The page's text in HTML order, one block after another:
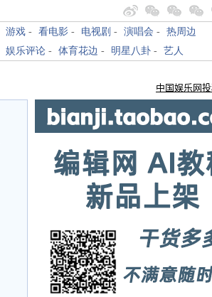
游戏 - 看电影 - 电视剧 - 演唱会 - 热周边
娱乐评论 - 体育花边 - 明星八卦 - 艺人